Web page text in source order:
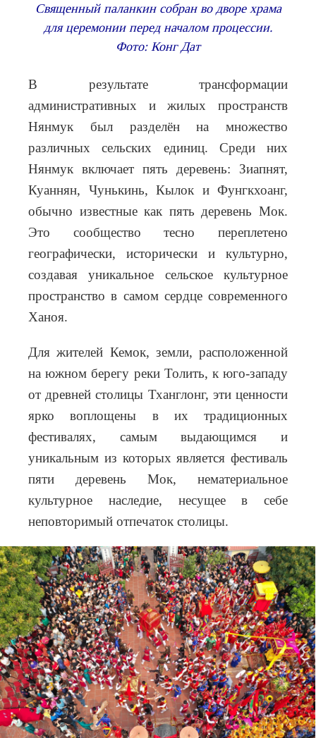
Священный паланкин собран во дворе храма
для церемонии перед началом процессии.
Фото: Конг Дат
В результате трансформации
административных и жилых пространств
Нянмук был разделён на множество
различных сельских единиц. Среди них
Нянмук включает пять деревень: Зиапнят,
Куаннян, Чунькинь, Кылок и Фунгкхоанг,
обычно известные как пять деревень Мок.
Это сообщество тесно переплетено
географически, исторически и культурно,
создавая уникальное сельское культурное
пространство в самом сердце современного
Ханоя.
Для жителей Кемок, земли, расположенной
на южном берегу реки Толить, к юго-западу
от древней столицы Тханглонг, эти ценности
ярко воплощены в их традиционных
фестивалях, самым выдающимся и
уникальным из которых является фестиваль
пяти деревень Мок, нематериальное
культурное наследие, несущее в себе
неповторимый отпечаток столицы.